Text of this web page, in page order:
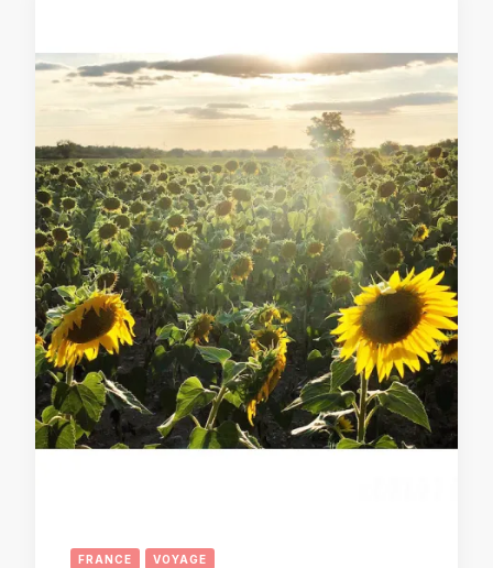
FRANCE VOYAGE